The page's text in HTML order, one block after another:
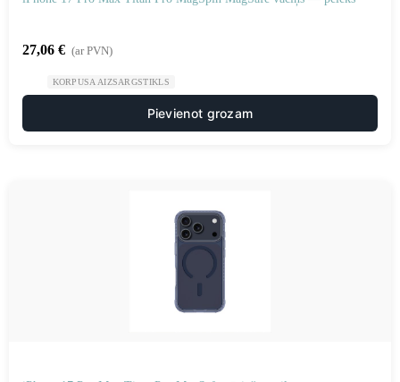
27,06 € (ar PVN)
KORPUSA AIZSARGSTIKLS
Pievienot grozam